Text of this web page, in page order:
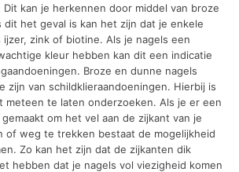
Dit kan je herkennen door middel van broze
dit het geval is kan het zijn dat je enkele
ijzer, zink of biotine. Als je nagels een
kleur hebben kan dit een indicatie
Broze en dunne nagels
zijn van schildklieraandoeningen. Hierbij is
meteen te laten onderzoeken. Als je er een
om het vel aan de zijkant van je
of weg te trekken bestaat de mogelijkheid
Zo kan het zijn dat de zijkanten dik
hebben dat je nagels vol viezigheid komen